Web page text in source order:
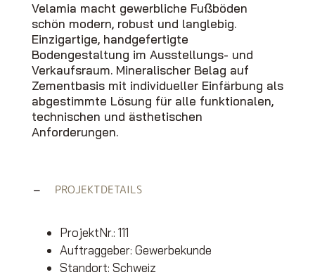
Velamia macht gewerbliche Fußböden
schön modern, robust und langlebig.
Einzigartige, handgefertigte
Bodengestaltung im Ausstellungs- und
Verkaufsraum. Mineralischer Belag auf
Zementbasis mit individueller Einfärbung als
abgestimmte Lösung für alle funktionalen,
technischen und ästhetischen
Anforderungen.
PROJEKTDETAILS
ProjektNr.: 111
Auftraggeber: Gewerbekunde
Standort: Schweiz